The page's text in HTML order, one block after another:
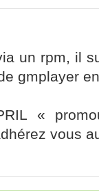
un rpm, il
gmplayer
«
vous